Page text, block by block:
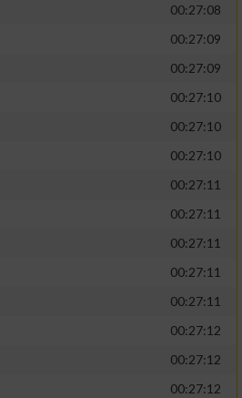
00:27:08
00:27:09
00:27:09
00:27:10
00:27:10
00:27:10
00:27:11
00:27:11
00:27:11
00:27:11
00:27:11
00:27:12
00:27:12
00:27:12